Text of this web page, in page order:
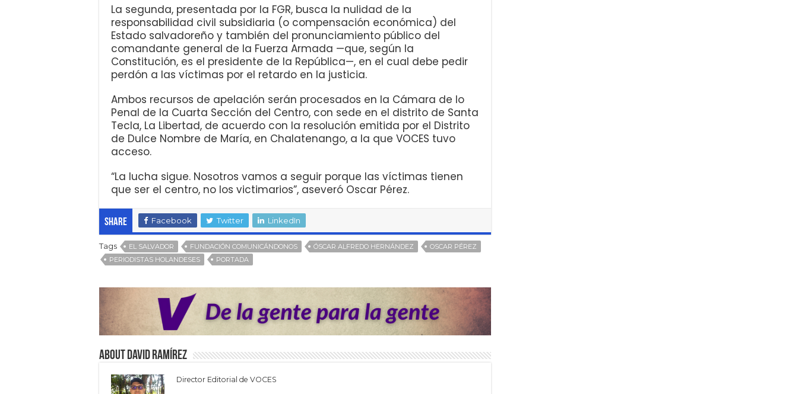
La segunda, presentada por la FGR, busca la nulidad de la
responsabilidad civil subsidiaria (o compensación económica) del
Estado salvadoreño y también del pronunciamiento público del
comandante general de la Fuerza Armada —que, según la
Constitución, es el presidente de la República—, en el cual debe pedir
perdón a las víctimas por el retardo en la justicia.
Ambos recursos de apelación serán procesados en la Cámara de lo
Penal de la Cuarta Sección del Centro, con sede en el distrito de Santa
Tecla, La Libertad, de acuerdo con la resolución emitida por el Distrito
de Dulce Nombre de María, en Chalatenango, a la que VOCES tuvo
acceso.
“La lucha sigue. Nosotros vamos a seguir porque las víctimas tienen
que ser el centro, no los victimarios”, aseveró Oscar Pérez.
Share Facebook Twitter LinkedIn
Tags EL SALVADOR FUNDACIÓN COMUNICÁNDONOS ÓSCAR ALFREDO HERNÁNDEZ
OSCAR PÉREZ
PERIODISTAS HOLANDESES
PORTADA
About David Ramírez
Director Editorial de VOCES